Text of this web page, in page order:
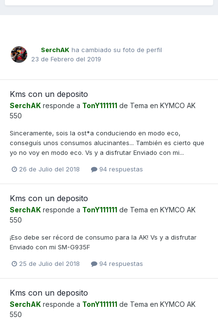
SerchAK ha cambiado su foto de perfil
23 de Febrero del 2019
Kms con un deposito
SerchAK responde a TonY111111 de Tema en KYMCO AK
550
Sinceramente, sois la ost*a conduciendo en modo eco,
conseguís unos consumos alucinantes... También es cierto que
yo no voy en modo eco. Vs y a disfrutar Enviado con mi...
26 de Julio del 2018 94 respuestas
Kms con un deposito
SerchAK responde a TonY111111 de Tema en KYMCO AK
550
¡Eso debe ser récord de consumo para la AK! Vs y a disfrutar
Enviado con mi SM-G935F
25 de Julio del 2018 94 respuestas
Kms con un deposito
SerchAK responde a TonY111111 de Tema en KYMCO AK
550